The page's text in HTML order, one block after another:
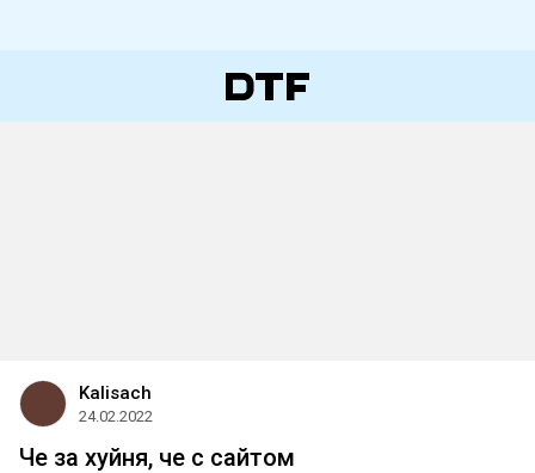
Kalisach
24.02.2022
Че за хуйня, че с сайтом